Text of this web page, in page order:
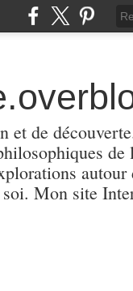
de
Mon site